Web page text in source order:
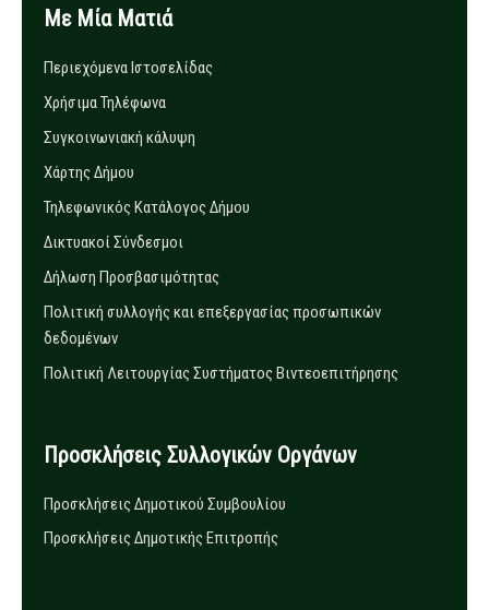
Με Μία Ματιά
Περιεχόμενα Ιστοσελίδας
Χρήσιμα Τηλέφωνα
Συγκοινωνιακή κάλυψη
Χάρτης Δήμου
Τηλεφωνικός Κατάλογος Δήμου
Δικτυακοί Σύνδεσμοι
Δήλωση Προσβασιμότητας
Πολιτική συλλογής και επεξεργασίας προσωπικών
δεδομένων
Πολιτική Λειτουργίας Συστήματος Βιντεοεπιτήρησης
Προσκλήσεις Συλλογικών Οργάνων
Προσκλήσεις Δημοτικού Συμβουλίου
Προσκλήσεις Δημοτικής Επιτροπής